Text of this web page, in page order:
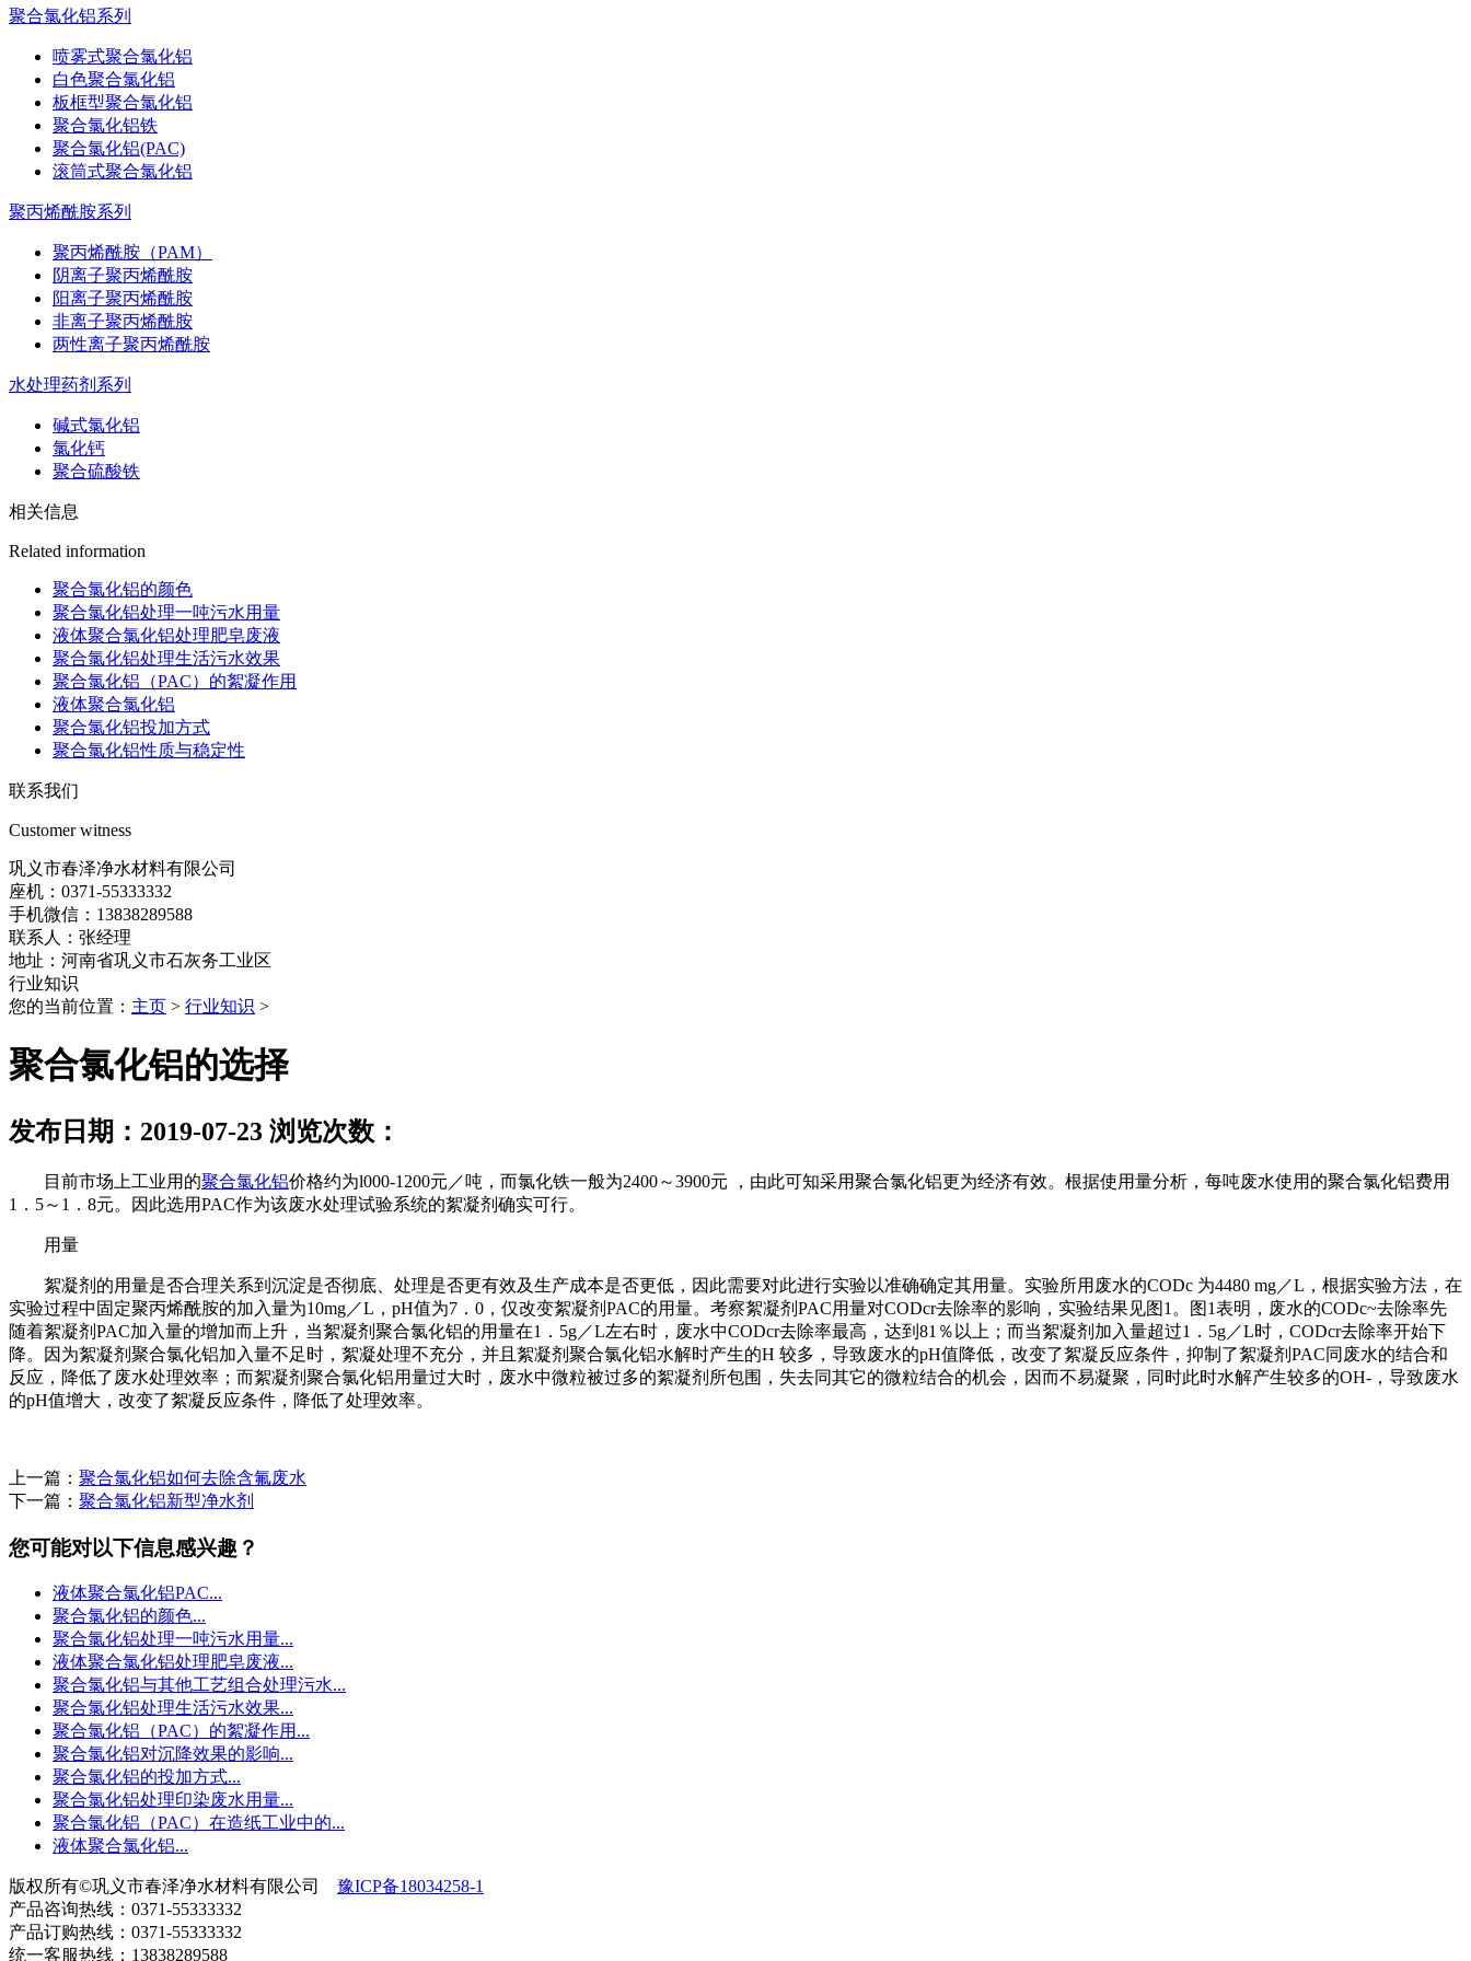
聚合氯化铝系列
喷雾式聚合氯化铝
白色聚合氯化铝
板框型聚合氯化铝
聚合氯化铝铁
聚合氯化铝(PAC)
滚筒式聚合氯化铝
聚丙烯酰胺系列
聚丙烯酰胺（PAM）
阴离子聚丙烯酰胺
阳离子聚丙烯酰胺
非离子聚丙烯酰胺
两性离子聚丙烯酰胺
水处理药剂系列
碱式氯化铝
氯化钙
聚合硫酸铁
相关信息
Related information
聚合氯化铝的颜色
聚合氯化铝处理一吨污水用量
液体聚合氯化铝处理肥皂废液
聚合氯化铝处理生活污水效果
聚合氯化铝（PAC）的絮凝作用
液体聚合氯化铝
聚合氯化铝投加方式
聚合氯化铝性质与稳定性
联系我们
Customer witness
巩义市春泽净水材料有限公司
座机：0371-55333332
手机微信：13838289588
联系人：张经理
地址：河南省巩义市石灰务工业区
行业知识
您的当前位置： 主页 > 行业知识 >
聚合氯化铝的选择
发布日期：2019-07-23 浏览次数：
目前市场上工业用的聚合氯化铝价格约为l000-1200元／吨，而氯化铁一般为2400～3900元 ，由此可知采用聚合氯化铝更为经济有效。根据使用量分析，每吨废水使用的聚合氯化铝费用
1．5～1．8元。因此选用PAC作为该废水处理试验系统的絮凝剂确实可行。
用量
絮凝剂的用量是否合理关系到沉淀是否彻底、处理是否更有效及生产成本是否更低，因此需要对此进行实验以准确确定其用量。实验所用废水的CODc 为4480 mg／L，根据实验方法，在
实验过程中固定聚丙烯酰胺的加入量为10mg／L，pH值为7．0，仅改变絮凝剂PAC的用量。考察絮凝剂PAC用量对CODcr去除率的影响，实验结果见图1。图1表明，废水的CODc~去除率先
随着絮凝剂PAC加入量的增加而上升，当絮凝剂聚合氯化铝的用量在1．5g／L左右时，废水中CODcr去除率最高，达到81％以上；而当絮凝剂加入量超过1．5g／L时，CODcr去除率开始下
降。因为絮凝剂聚合氯化铝加入量不足时，絮凝处理不充分，并且絮凝剂聚合氯化铝水解时产生的H 较多，导致废水的pH值降低，改变了絮凝反应条件，抑制了絮凝剂PAC同废水的结合和
反应，降低了废水处理效率；而絮凝剂聚合氯化铝用量过大时，废水中微粒被过多的絮凝剂所包围，失去同其它的微粒结合的机会，因而不易凝聚，同时此时水解产生较多的OH-，导致废水
的pH值增大，改变了絮凝反应条件，降低了处理效率。
上一篇： 聚合氯化铝如何去除含氟废水
下一篇： 聚合氯化铝新型净水剂
您可能对以下信息感兴趣？
液体聚合氯化铝PAC...
聚合氯化铝的颜色...
聚合氯化铝处理一吨污水用量...
液体聚合氯化铝处理肥皂废液...
聚合氯化铝与其他工艺组合处理污水...
聚合氯化铝处理生活污水效果...
聚合氯化铝（PAC）的絮凝作用...
聚合氯化铝对沉降效果的影响...
聚合氯化铝的投加方式...
聚合氯化铝处理印染废水用量...
聚合氯化铝（PAC）在造纸工业中的...
液体聚合氯化铝...
版权所有©巩义市春泽净水材料有限公司 豫ICP备18034258-1
产品咨询热线：0371-55333332
产品订购热线：0371-55333332
统一客服热线：13838289588